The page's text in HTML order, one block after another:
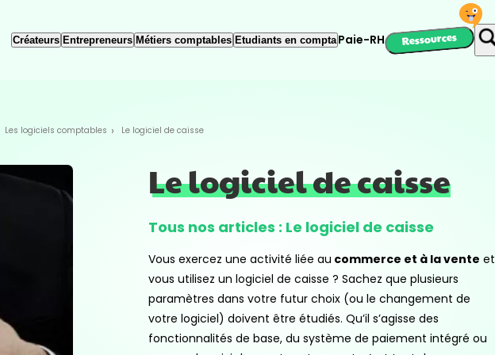
Créateurs Entrepreneurs Métiers comptables Etudiants en compta Paie-RH Ressources
Les logiciels comptables Le logiciel de caisse
Le logiciel de caisse
Tous nos articles : Le logiciel de caisse
Vous exercez une activité liée au commerce et à la vente et
vous utilisez un logiciel de caisse ? Sachez que plusieurs
paramètres dans votre futur choix (ou le changement de
votre logiciel) doivent être étudiés. Qu’il s’agisse des
fonctionnalités de base, du système de paiement intégré ou